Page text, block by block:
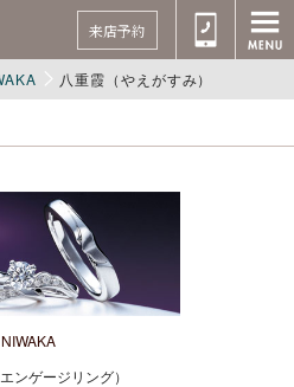
来店予約
八重霞（やえがすみ）
NIWAKA
ンゲージリング）